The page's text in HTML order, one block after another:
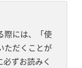
際には、「使
ただくことが
ずお読みく